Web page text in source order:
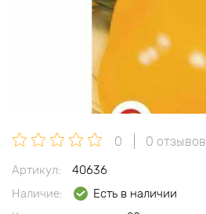
0 0 отзывов
Артикул:
40636
Наличие:
Есть в наличии